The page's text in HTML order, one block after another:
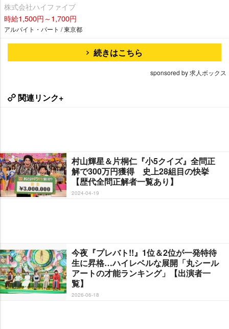
株式会社ハイファイブ
時給1,500円～1,700円
アルバイト・パート / 東京都
続きはこちら
sponsored by 求人ボックス
関連リンク+
村山輝星＆片桐仁『小5クイズ』全問正
解で300万円獲得 史上28組目の快挙
【歴代全問正解者一覧あり】
2024-04-19
今夜『プレバト!!』1位＆2位が一発特待
生に昇格…ハイレベルな展開「丸シール
アートの才能ランキング」【出演者一
覧】
2026-06-18